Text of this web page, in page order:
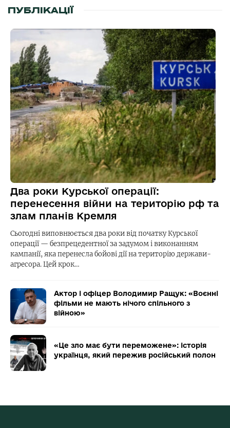
ПУБЛІКАЦІЇ
Два роки Курської операції:
перенесення війни на територію рф та
злам планів Кремля
Сьогодні виповнюється два роки від початку Курської
операції — безпрецедентної за задумом і виконанням
кампанії, яка перенесла бойові дії на територію держави-
агресора. Цей крок…
Актор і офіцер Володимир Ращук: «Воєнні
фільми не мають нічого спільного з
війною»
«Це зло має бути переможене»: історія
українця, який пережив російський полон